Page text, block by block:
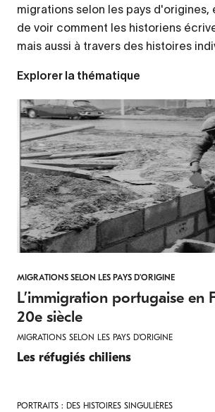
migrations selon les pays d'origines,
de voir comment les historiens
mais aussi à travers des histoires
Explorer la thématique
MIGRATIONS SELON LES PAYS D'ORIGINE
L’immigration portugaise en
20e siècle
MIGRATIONS SELON LES PAYS D'ORIGINE
Les réfugiés chiliens
PORTRAITS : DES HISTOIRES SINGULIÈRES